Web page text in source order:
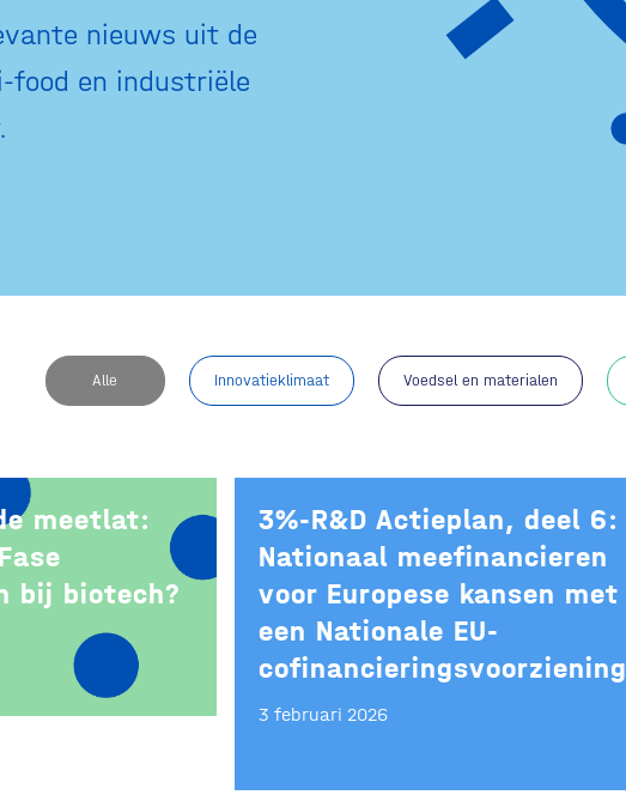
nieuws uit de
food en industriële
Alle Innovatieklimaat Voedsel en materialen
meetlat:
bij biotech?
3%-R&D Actieplan, deel 6:
Nationaal meefinancieren
voor Europese kansen met
een Nationale EU-
cofinancieringsvoorziening
3 februari 2026